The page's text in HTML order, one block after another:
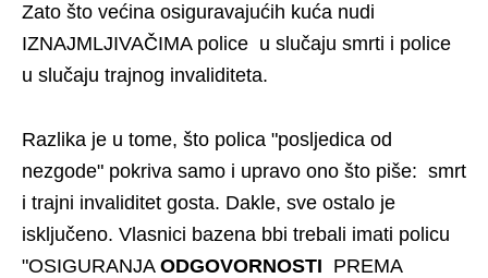
Zato što većina osiguravajućih kuća nudi
IZNAJMLJIVAČIMA police u slučaju smrti i police
u slučaju trajnog invaliditeta.
Razlika je u tome, što polica "posljedica od
nezgode" pokriva samo i upravo ono što piše: smrt
i trajni invaliditet gosta. Dakle, sve ostalo je
isključeno. Vlasnici bazena bbi trebali imati policu
"OSIGURANJA ODGOVORNOSTI PREMA